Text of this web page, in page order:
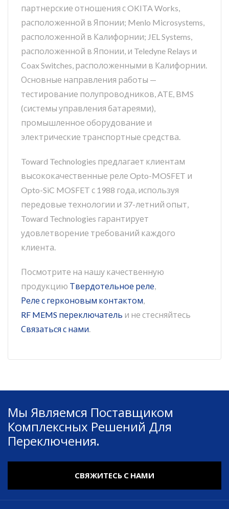
партнерские отношения с OKITA Works,
расположенной в Японии; Menlo Microsystems,
расположенной в Калифорнии; JEL Systems,
расположенной в Японии, и Teledyne Relays и
Coax Switches, расположенными в Калифорнии.
Основные направления работы —
тестирование полупроводников, ATE, BMS
(системы управления батареями),
промышленное оборудование и
электрические транспортные средства.
Toward Technologies предлагает клиентам
высококачественные реле Opto-MOSFET и
Opto-SiC MOSFET с 1988 года, используя
передовые технологии и 37-летний опыт,
Toward Technologies гарантирует
удовлетворение требований каждого
клиента.
Посмотрите на нашу качественную
продукцию Твердотельное реле,
Реле с герконовым контактом,
RF MEMS переключатель и не стесняйтесь
Связаться с нами.
Мы Являемся Поставщиком
Комплексных Решений Для
Переключения.
СВЯЖИТЕСЬ С НАМИ